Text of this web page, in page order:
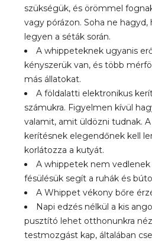
szükségük, és örömmel
vagy pórázon. Soha ne hagyd,
legyen a séták során.
A whippeteknek ugyanis
kényszerük van, és több
más állatokat.
A földalatti elektronikus
számukra. Figyelmen kívül
valamit, amit üldözni tudnak. A
kerítésnek elegendőnek kell
korlátozza a kutyát.
A whippetek nem
fésülésük segít a ruhák és
A Whippet vékony bőre
Napi edzés nélkül a kis
pusztító lehet otthonunkra
testmozgást kap, általában